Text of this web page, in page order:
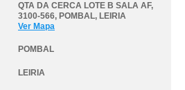
QTA DA CERCA LOTE B SALA AF,
3100-566, POMBAL, LEIRIA
Ver Mapa
POMBAL
LEIRIA